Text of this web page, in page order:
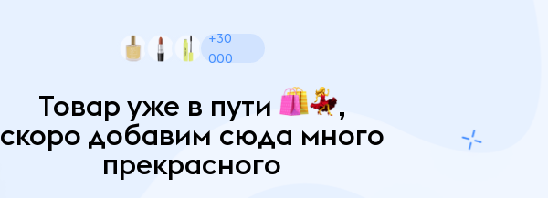
+30
000
Товар уже в пути ,
скоро добавим сюда много
прекрасного